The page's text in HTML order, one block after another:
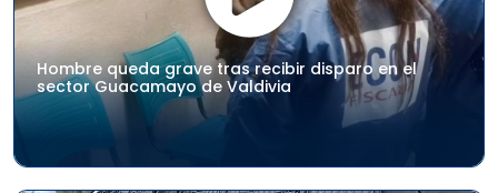
Hombre queda grave tras recibir disparo en el
sector Guacamayo de Valdivia